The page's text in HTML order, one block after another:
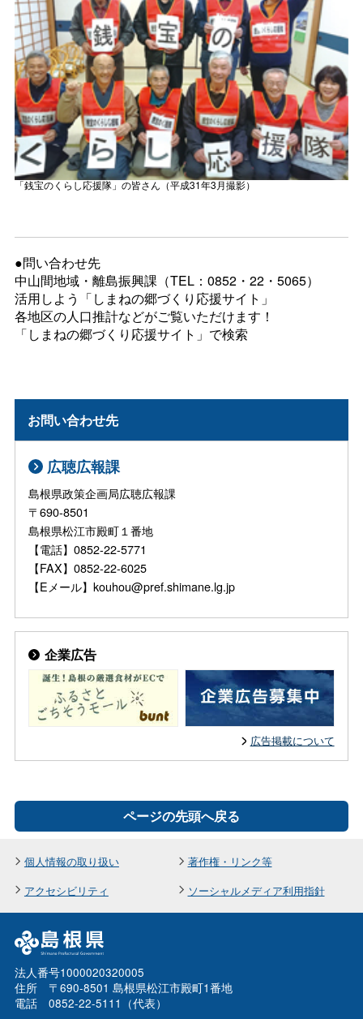
「銭宝のくらし応援隊」の皆さん（平成31年3月撮影）
●問い合わせ先
中山間地域・離島振興課（TEL：0852・22・5065）
活用しよう「しまねの郷づくり応援サイト」
各地区の人口推計などがご覧いただけます！
「しまねの郷づくり応援サイト」で検索
お問い合わせ先
広聴広報課
島根県政策企画局広聴広報課
〒690-8501
島根県松江市殿町１番地
【電話】0852-22-5771
【FAX】0852-22-6025
【Eメール】kouhou@pref.shimane.lg.jp
企業広告
広告掲載について
ページの先頭へ戻る
個人情報の取り扱い
著作権・リンク等
アクセシビリティ
ソーシャルメディア利用指針
法人番号1000020320005
住所 〒690-8501 島根県松江市殿町1番地
電話 0852-22-5111（代表）